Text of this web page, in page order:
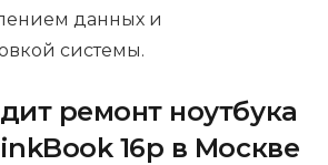
данных и
системы.
ремонт ноутбука
16p в Москве